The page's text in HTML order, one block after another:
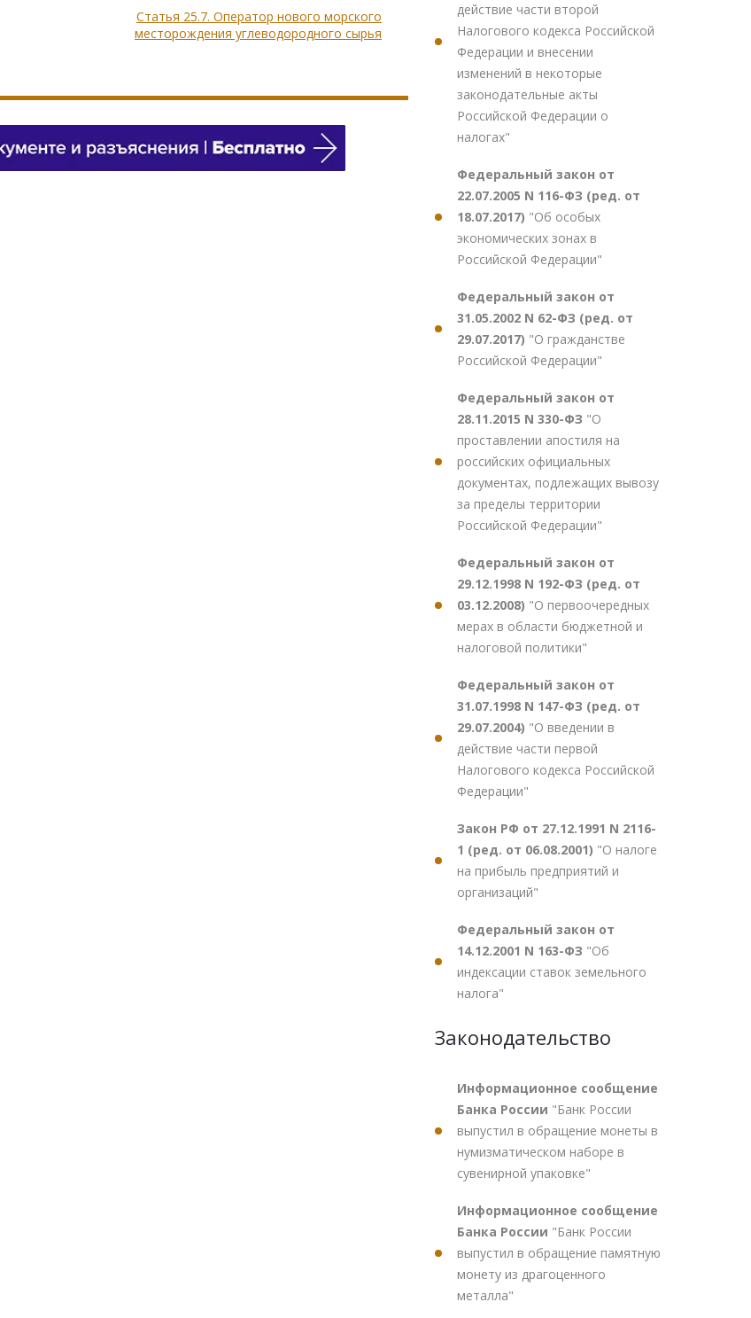
Статья 25.7. Оператор нового морского
месторождения углеводородного сырья
действие части второй
Налогового кодекса Российской
Федерации и внесении
изменений в некоторые
законодательные акты
Российской Федерации о
налогах"
Федеральный закон от
22.07.2005 N 116-ФЗ (ред. от
18.07.2017) "Об особых
экономических зонах в
Российской Федерации"
Федеральный закон от
31.05.2002 N 62-ФЗ (ред. от
29.07.2017) "О гражданстве
Российской Федерации"
Федеральный закон от
28.11.2015 N 330-ФЗ "О
проставлении апостиля на
российских официальных
документах, подлежащих вывозу
за пределы территории
Российской Федерации"
Федеральный закон от
29.12.1998 N 192-ФЗ (ред. от
03.12.2008) "О первоочередных
мерах в области бюджетной и
налоговой политики"
Федеральный закон от
31.07.1998 N 147-ФЗ (ред. от
29.07.2004) "О введении в
действие части первой
Налогового кодекса Российской
Федерации"
Закон РФ от 27.12.1991 N 2116-
1 (ред. от 06.08.2001) "О налоге
на прибыль предприятий и
организаций"
Федеральный закон от
14.12.2001 N 163-ФЗ "Об
индексации ставок земельного
налога"
Законодательство
Информационное сообщение
Банка России "Банк России
выпустил в обращение монеты в
нумизматическом наборе в
сувенирной упаковке"
Информационное сообщение
Банка России "Банк России
выпустил в обращение памятную
монету из драгоценного
металла"